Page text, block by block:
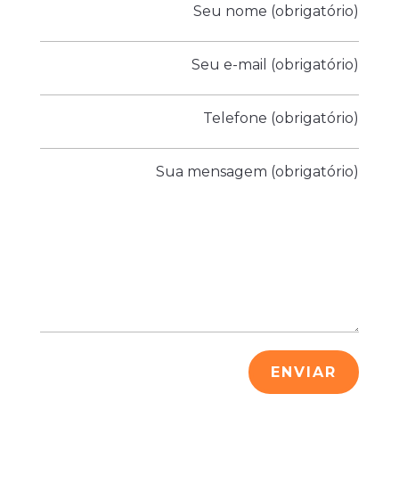
Seu nome (obrigatório)
Seu e-mail (obrigatório)
Telefone (obrigatório)
Sua mensagem (obrigatório)